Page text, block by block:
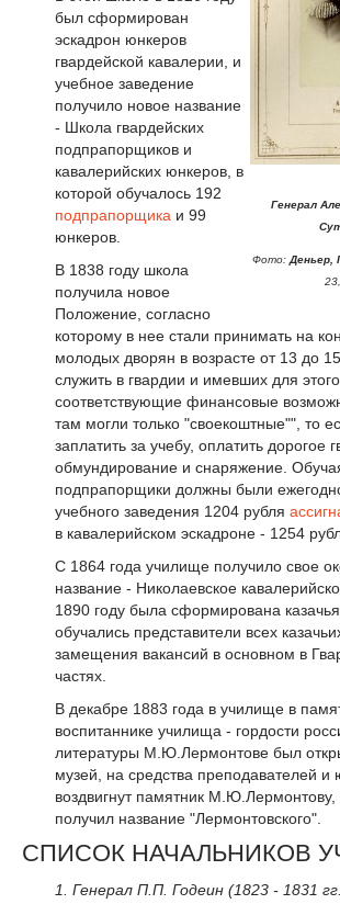
Генерал
Фото: Деньер,
был сформирован
эскадрон юнкеров
гвардейской кавалерии, и
учебное заведение
получило новое название
- Школа гвардейских
подпрапорщиков и
кавалерийских юнкеров, в
которой обучалось 192
подпрапорщика и 99
юнкеров.
В 1838 году школа
получила новое
Положение, согласно
которому в нее стали принимать на
молодых дворян в возрасте от 13 до
служить в гвардии и имевших для этого
соответствующие финансовые
там могли только "своекоштные"", то
заплатить за учебу, оплатить дорогое
обмундирование и снаряжение.
подпрапорщики должны были
учебного заведения 1204 рубля
в кавалерийском эскадроне - 1254
С 1864 года училище получило свое
название - Николаевское
1890 году была сформирована казачья
обучались представители всех
замещения вакансий в основном в
частях.
В декабре 1883 года в училище в
воспитаннике училища - гордости
литературы М.Ю.Лермонтове был
музей, на средства преподавателей и
воздвигнут памятник М.Ю.Лермонтову,
получил название "Лермонтовского".
СПИСОК НАЧАЛЬНИКОВ
1. Генерал П.П. Годеин (1823 - 1831